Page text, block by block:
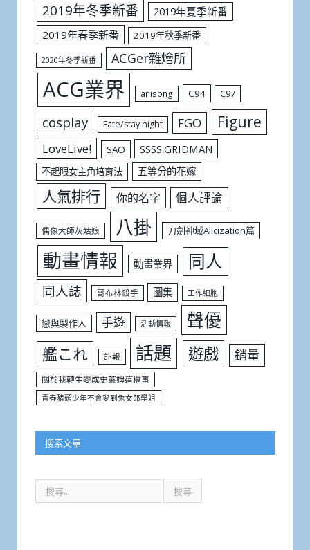
2019年冬季新番
2019年夏季新番
2019年春季新番
2019年秋季新番
2020年冬季新番 ACGer雜燴所
ACG業界 anisong C94 C97
cosplay Fate/stay night FGO Figure
LoveLive! SAO SSSS.GRIDMAN
不起眼女主角培育法 五等分的花嫁
人氣排行 你的名字 個人評論
偶像大師灰姑娘 八掛 刀劍神域Alicization篇
動畫情報 動畫業界 同人
同人誌 哥布林殺手 圖集 工作細胞
戀與製作人 手遊 活動情報 聲優
艦これ 訃報 話題 遊戲 銷量
關於我轉生變成史萊姆這檔事
青春豬頭少年不會夢到兔女郎學姐
搜索文章